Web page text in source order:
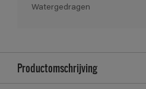
Watergedragen
Productomschrijving